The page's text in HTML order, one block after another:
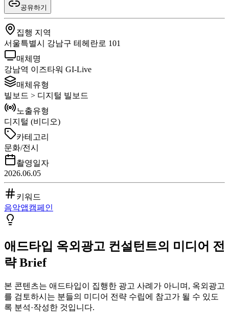
공유하기
집행 지역
서울특별시 강남구 테헤란로 101
매체명
강남역 이즈타워 GI-Live
매체유형
빌보드 > 디지털 빌보드
노출유형
디지털 (비디오)
카테고리
문화/전시
촬영일자
2026.06.05
키워드
음악앱캠페인
애드타입 옥외광고 컨설턴트의 미디어 전
략 Brief
본 콘텐츠는 애드타입이 집행한 광고 사례가 아니며, 옥외광고
를 검토하시는 분들의 미디어 전략 수립에 참고가 될 수 있도
록 분석·작성한 것입니다.